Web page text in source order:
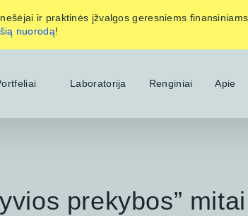
ir praktinės įžvalgos geresniems
šią nuorodą!
Laboratorija Renginiai Apie
prekybos” mitai